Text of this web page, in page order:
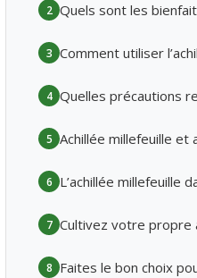
2 Quels sont les
3 Comment utiliser
4 Quelles précautions
5 Achillée millefeuille
6 L’achillée millefeuille
7 Cultivez votre propre
8 Faites le bon choix